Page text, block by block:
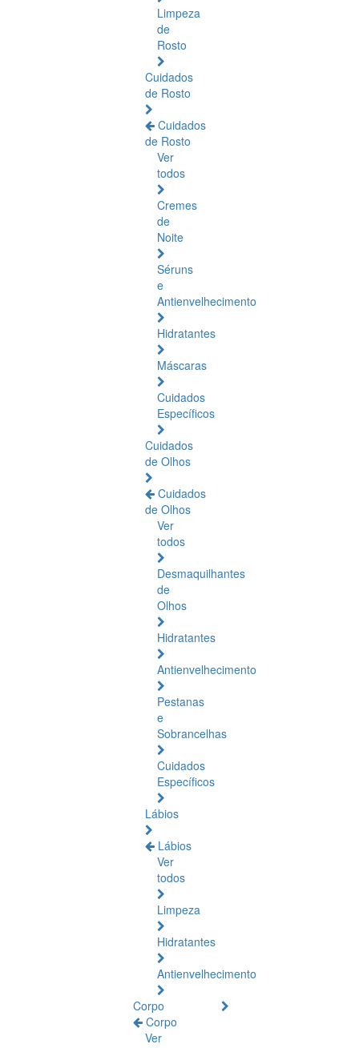
Limpeza
de
Rosto
Cuidados
de Rosto
Cuidados
de Rosto
Ver
todos
Cremes
de
Noite
Séruns
e
Antienvelhecimento
Hidratantes
Máscaras
Cuidados
Específicos
Cuidados
de Olhos
Cuidados
de Olhos
Ver
todos
Desmaquilhantes
de
Olhos
Hidratantes
Antienvelhecimento
Pestanas
e
Sobrancelhas
Cuidados
Específicos
Lábios
Lábios
Ver
todos
Limpeza
Hidratantes
Antienvelhecimento
Corpo
Corpo
Ver